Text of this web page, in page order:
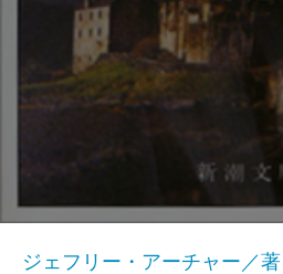
ジェフリー・アーチャー／